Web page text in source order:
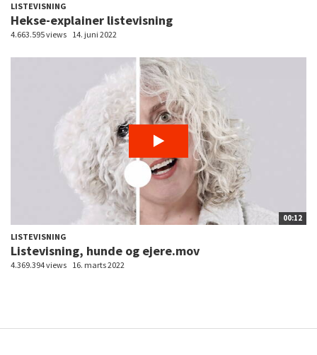
LISTEVISNING
Hekse-explainer listevisning
4.663.595 views 14. juni 2022
00:12
LISTEVISNING
Listevisning, hunde og ejere.mov
4.369.394 views 16. marts 2022